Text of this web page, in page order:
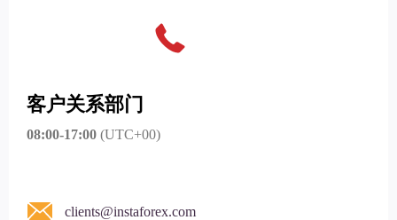
客户关系部门
08:00-17:00 (UTC+00)
clients@instaforex.com